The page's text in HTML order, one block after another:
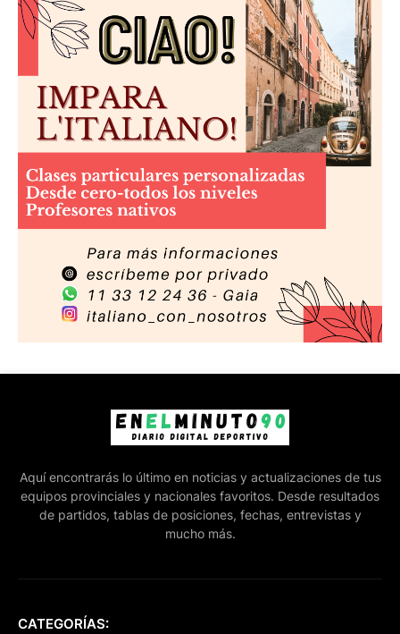
Aquí encontrarás lo último en noticias y actualizaciones de tus
equipos provinciales y nacionales favoritos. Desde resultados
de partidos, tablas de posiciones, fechas, entrevistas y
mucho más.
CATEGORÍAS: